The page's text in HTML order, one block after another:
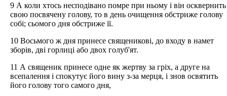
9 А коли хтось несподівано помре при ньому і він осквернить
свою посвячену голову, то в день очищення обстриже голову
собі; сьомого дня обстриже її.
10 Восьмого ж дня принесе священикові, до входу в намет
зборів, дві горлиці або двох голуб'ят.
11 А священик принесе одне як жертву за гріх, а друге на
всепалення і спокутує його вину з-за мерця, і знов освятить
його голову того самого дня,